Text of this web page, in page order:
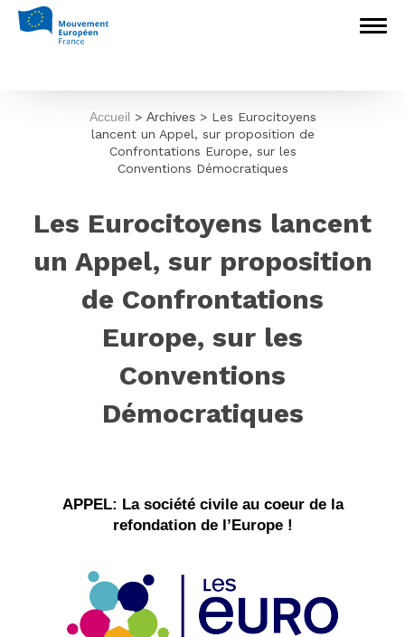
Accueil > Archives> Les Eurocitoyens
lancent un Appel, sur proposition de
Confrontations Europe, sur les
Conventions Démocratiques
Les Eurocitoyens lancent
un Appel, sur proposition
de Confrontations
Europe, sur les
Conventions
Démocratiques
APPEL: La société civile au coeur de la
refondation de l’Europe !